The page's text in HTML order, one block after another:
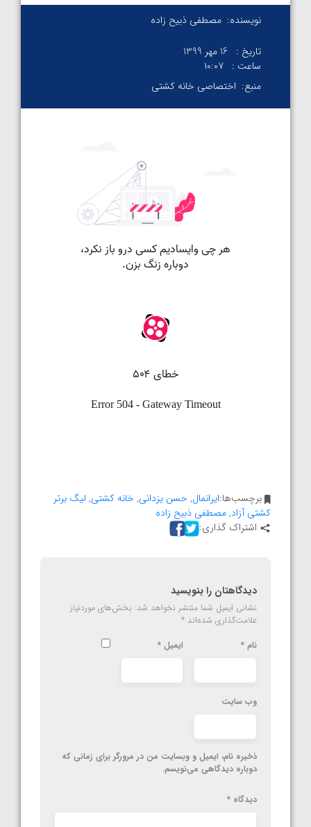
نویسنده: مصطفی ذبیح زاده
تاریخ :
16 مهر 1399
ساعت : ۱۰:۰۷
منبع: اختصاصی خانه کشتی
برچسب‌ها:ایرانمال, حسن یزدانی, خانه کشتی, لیگ برتر
کشتی آزاد,مصطفی ذبیح زاده
اشتراک گذاری:
دیدگاهتان را بنویسید
نشانی ایمیل شما منتشر نخواهد شد. بخش‌های موردنیاز
علامت‌گذاری شده‌اند *
نام * ایمیل *
وب‌ سایت
ذخیره نام، ایمیل و وبسایت من در مرورگر برای زمانی که
دوباره دیدگاهی می‌نویسم.
دیدگاه *